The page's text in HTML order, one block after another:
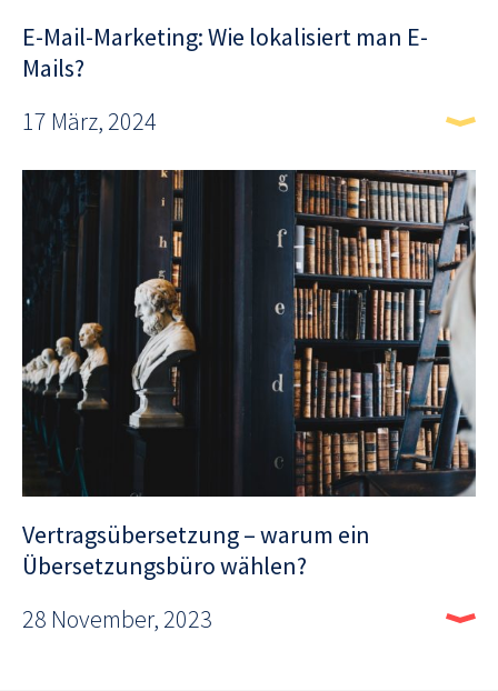
E-Mail-Marketing: Wie lokalisiert man E-
Mails?
17 März, 2024
Vertragsübersetzung – warum ein
Übersetzungsbüro wählen?
28 November, 2023